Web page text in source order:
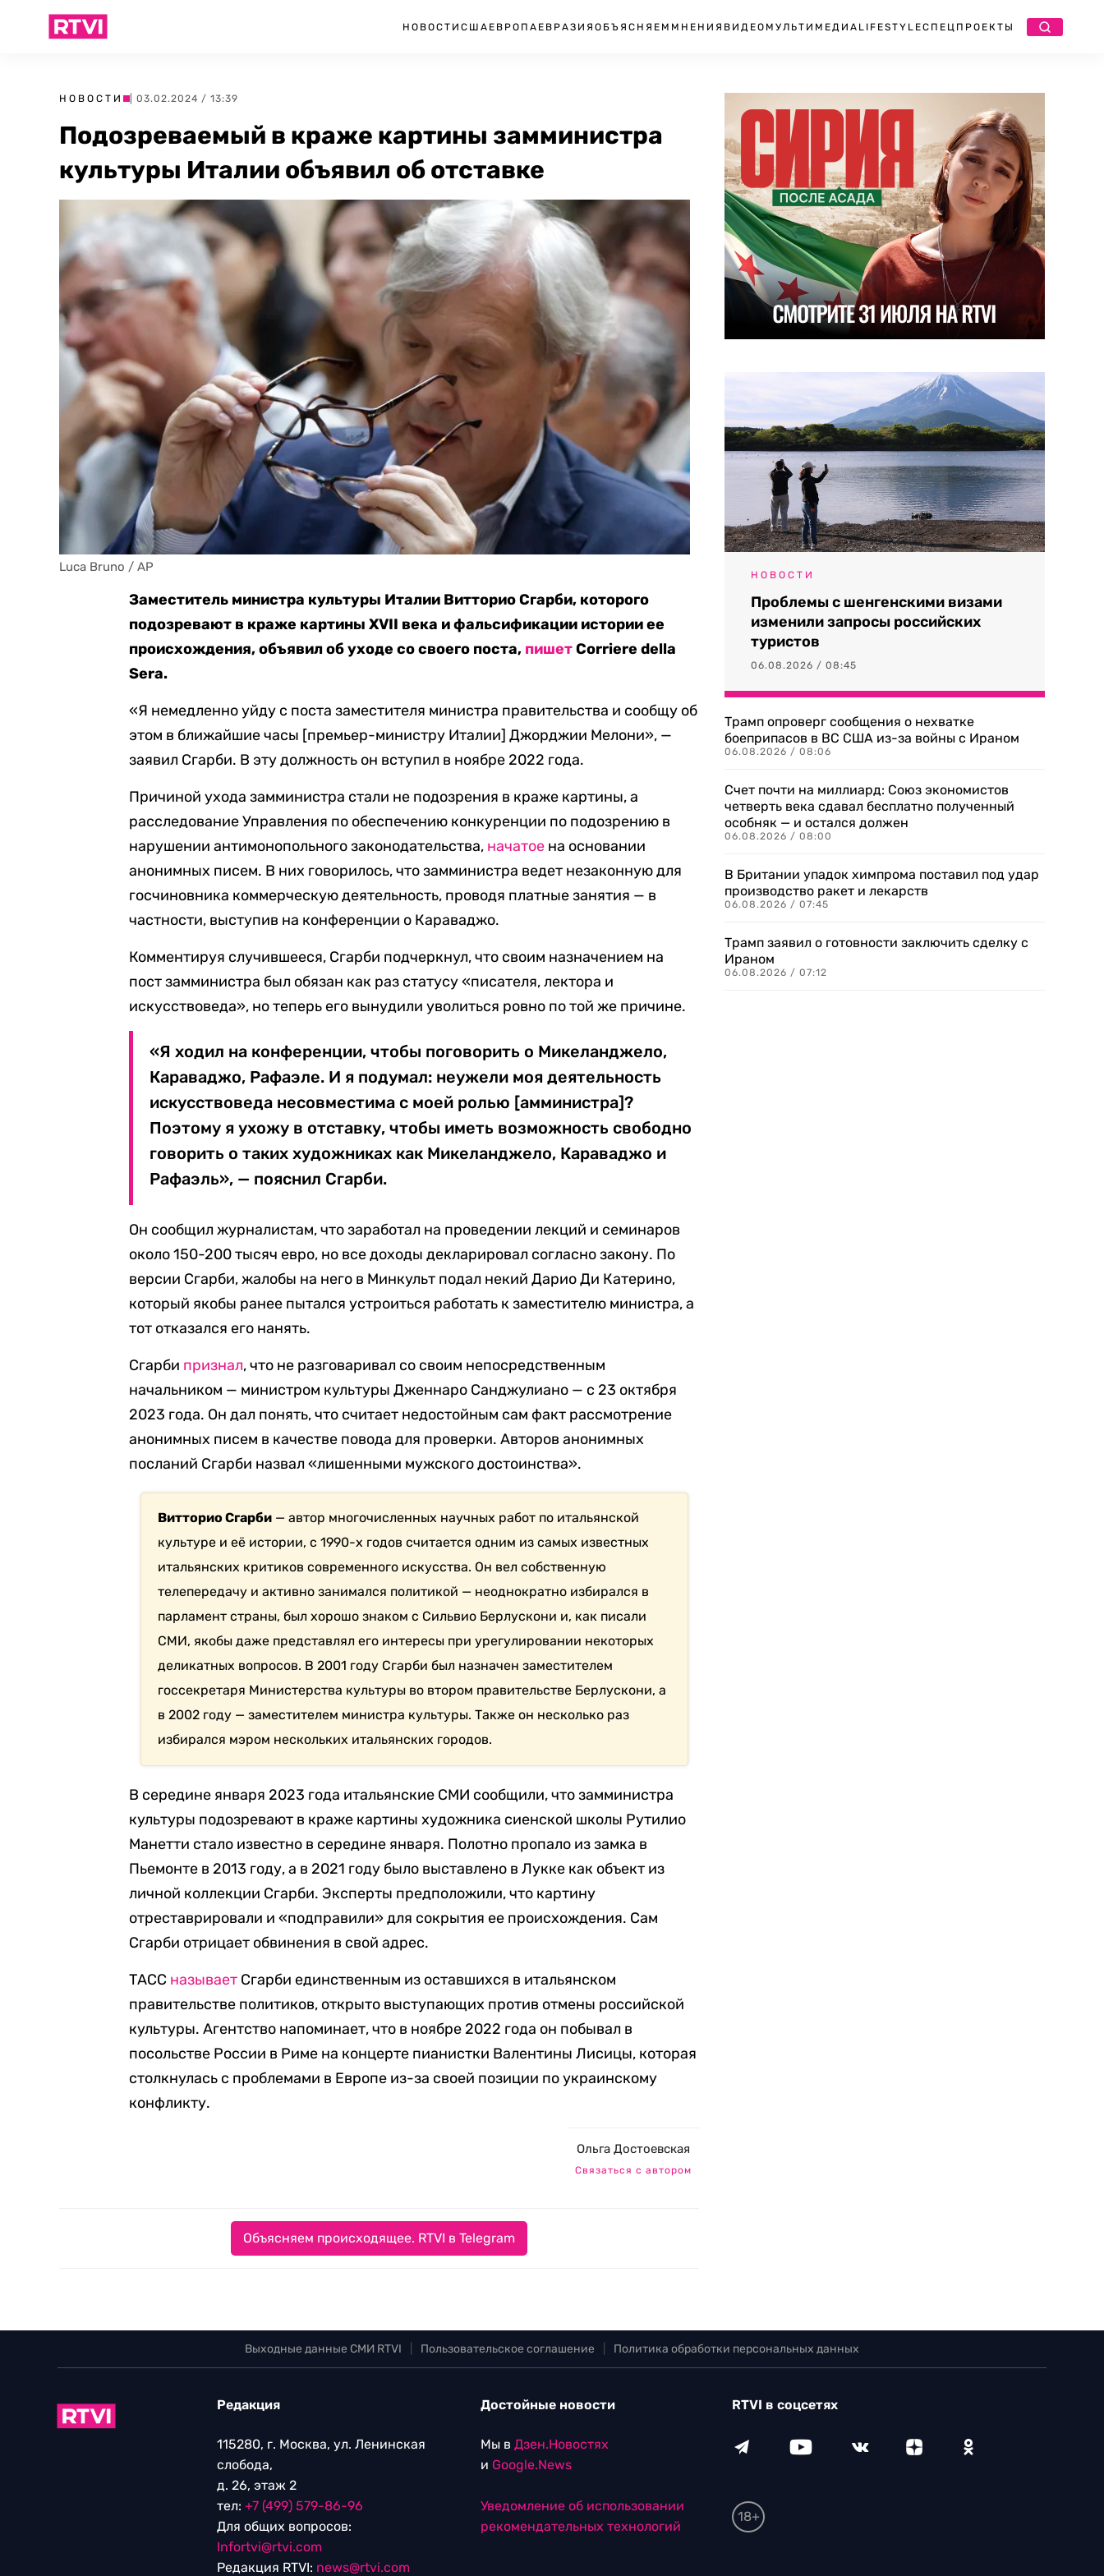
НОВОСТИ США ЕВРОПА ЕВРАЗИЯ ОБЪЯСНЯЕМ МНЕНИЯ ВИДЕО МУЛЬТИМЕДИА LIFESTYLEСПЕЦПРОЕКТЫ
НОВОСТИ | 03.02.2024 / 13:39
Подозреваемый в краже картины замминистра
культуры Италии объявил об отставке
Luca Bruno / AP
Заместитель министра культуры Италии Витторио Сгарби, которого
подозревают в краже картины XVII века и фальсификации истории ее
происхождения, объявил об уходе со своего поста, пишетCorriere della
Sera.
«Я немедленно уйду с поста заместителя министра правительства и сообщу об
этом в ближайшие часы [премьер-министру Италии] Джорджии Мелони», —
заявил Сгарби. В эту должность он вступил в ноябре 2022 года.
Причиной ухода замминистра стали не подозрения в краже картины, а
расследование Управления по обеспечению конкуренции по подозрению в
нарушении антимонопольного законодательства, начатое на основании
анонимных писем. В них говорилось, что замминистра ведет незаконную для
госчиновника коммерческую деятельность, проводя платные занятия — в
частности, выступив на конференции о Караваджо.
Комментируя случившееся, Сгарби подчеркнул, что своим назначением на
пост замминистра был обязан как раз статусу «писателя, лектора и
искусствоведа», но теперь его вынудили уволиться ровно по той же причине.
«Я ходил на конференции, чтобы поговорить о Микеланджело,
Караваджо, Рафаэле. И я подумал: неужели моя деятельность
искусствоведа несовместима с моей ролью [амминистра]?
Поэтому я ухожу в отставку, чтобы иметь возможность свободно
говорить о таких художниках как Микеланджело, Караваджо и
Рафаэль», — пояснил Сгарби.
Он сообщил журналистам, что заработал на проведении лекций и семинаров
около 150-200 тысяч евро, но все доходы декларировал согласно закону. По
версии Сгарби, жалобы на него в Минкульт подал некий Дарио Ди Катерино,
который якобы ранее пытался устроиться работать к заместителю министра, а
тот отказался его нанять.
Сгарби признал, что не разговаривал со своим непосредственным
начальником — министром культуры Дженнаро Санджулиано — с 23 октября
2023 года. Он дал понять, что считает недостойным сам факт рассмотрение
анонимных писем в качестве повода для проверки. Авторов анонимных
посланий Сгарби назвал «лишенными мужского достоинства».
Витторио Сгарби — автор многочисленных научных работ по итальянской
культуре и её истории, с 1990-х годов считается одним из самых известных
итальянских критиков современного искусства. Он вел собственную
телепередачу и активно занимался политикой — неоднократно избирался в
парламент страны, был хорошо знаком с Сильвио Берлускони и, как писали
СМИ, якобы даже представлял его интересы при урегулировании некоторых
деликатных вопросов. В 2001 году Сгарби был назначен заместителем
госсекретаря Министерства культуры во втором правительстве Берлускони, а
в 2002 году — заместителем министра культуры. Также он несколько раз
избирался мэром нескольких итальянских городов.
В середине января 2023 года итальянские СМИ сообщили, что замминистра
культуры подозревают в краже картины художника сиенской школы Рутилио
Манетти стало известно в середине января. Полотно пропало из замка в
Пьемонте в 2013 году, а в 2021 году было выставлено в Лукке как объект из
личной коллекции Сгарби. Эксперты предположили, что картину
отреставрировали и «подправили» для сокрытия ее происхождения. Сам
Сгарби отрицает обвинения в свой адрес.
ТАСС называет Сгарби единственным из оставшихся в итальянском
правительстве политиков, открыто выступающих против отмены российской
культуры. Агентство напоминает, что в ноябре 2022 года он побывал в
посольстве России в Риме на концерте пианистки Валентины Лисицы, которая
столкнулась с проблемами в Европе из-за своей позиции по украинскому
конфликту.
Ольга Достоевская
Связаться с автором
Объясняем происходящее. RTVI в Telegram
НОВОСТИ
Проблемы с шенгенскими визами
изменили запросы российских
туристов
06.08.2026 / 08:45
Трамп опроверг сообщения о нехватке
боеприпасов в ВС США из-за войны с Ираном
06.08.2026 / 08:06
Счет почти на миллиард: Союз экономистов
четверть века сдавал бесплатно полученный
особняк — и остался должен
06.08.2026 / 08:00
В Британии упадок химпрома поставил под удар
производство ракет и лекарств
06.08.2026 / 07:45
Трамп заявил о готовности заключить сделку с
Ираном
06.08.2026 / 07:12
Выходные данные СМИ RTVI Пользовательское соглашение Политика обработки персональных данных
Редакция
115280, г. Москва, ул. Ленинская
слобода,
д. 26, этаж 2
тел: +7 (499) 579-86-96
Для общих вопросов:
Infortvi@rtvi.com
Редакция RTVI: news@rtvi.com
Достойные новости
Мы в Дзен.Новостях
и Google.News
Уведомление об использовании
рекомендательных технологий
RTVI в соцсетях
18+